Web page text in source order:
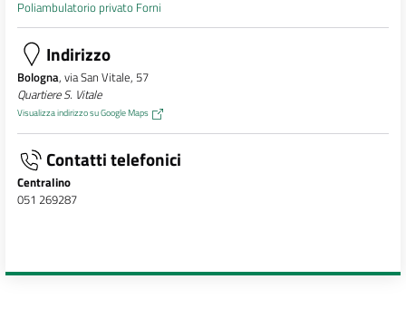
Poliambulatorio privato Forni
Indirizzo
Bologna, via San Vitale, 57
Quartiere S. Vitale
Visualizza indirizzo su Google Maps
Contatti telefonici
Centralino
051 269287